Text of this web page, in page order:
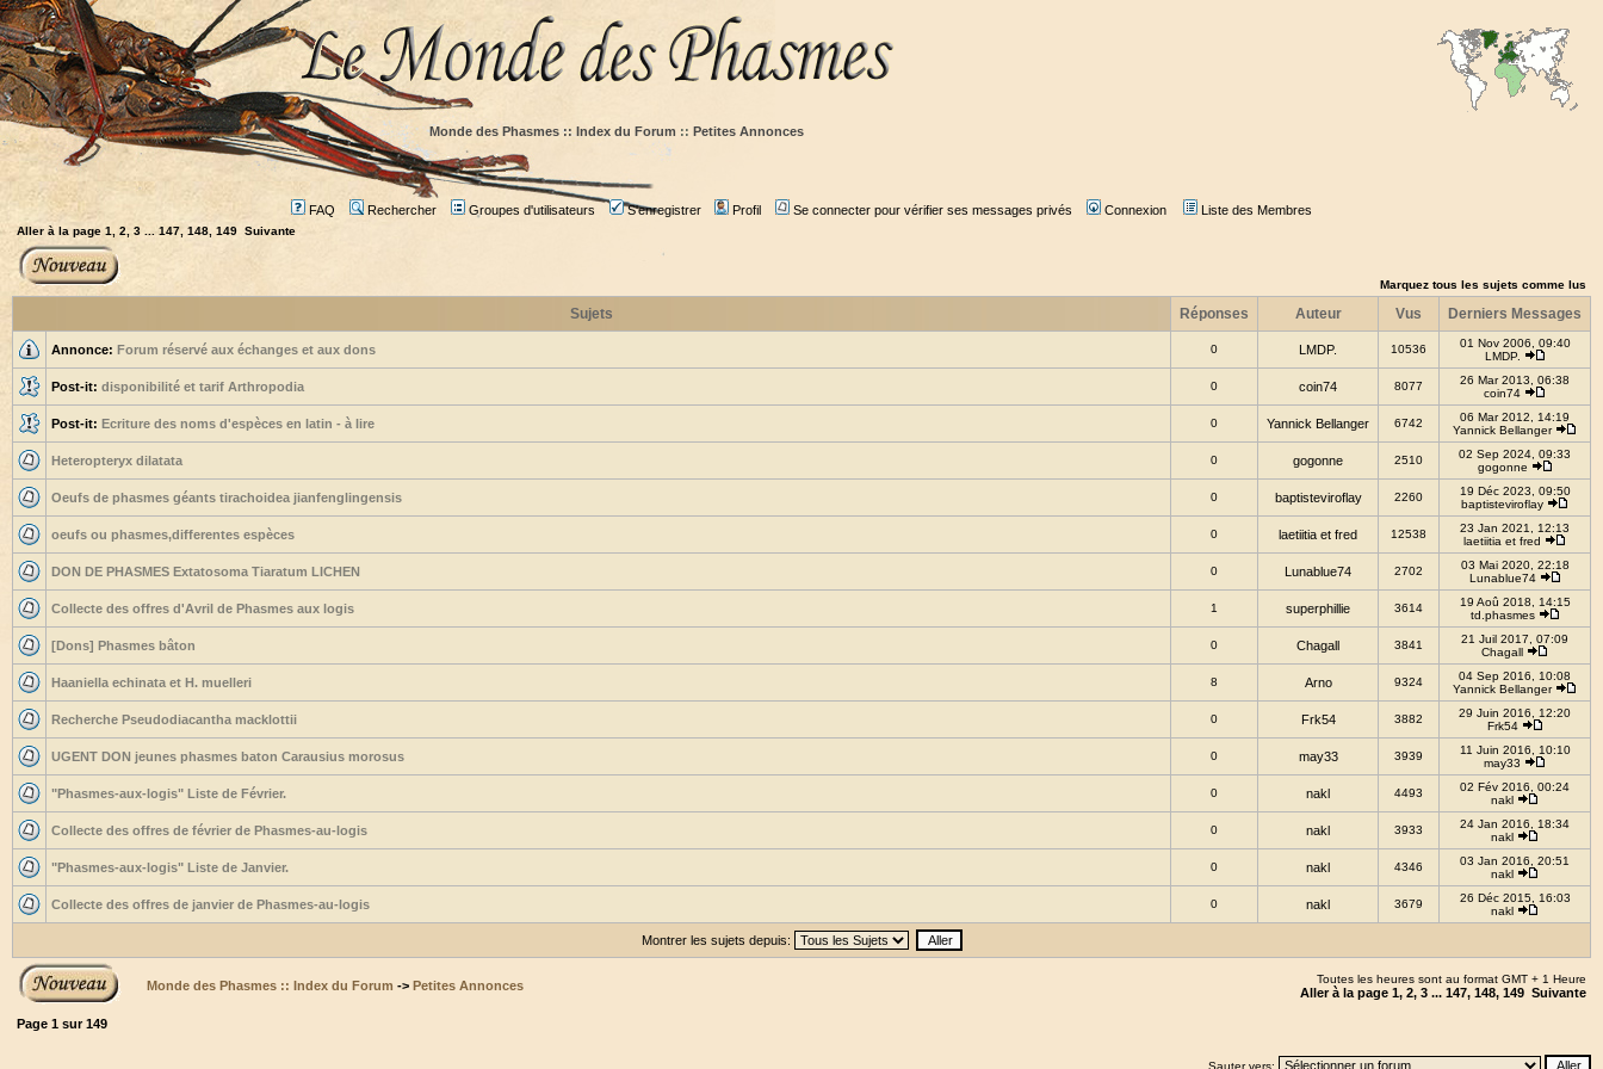
Monde des Phasmes :: Index du Forum :: Petites Annonces
FAQ Rechercher Groupes d'utilisateurs S'enregistrer Profil Se connecter pour vérifier ses messages privés Connexion Liste des Membres
Aller à la page 1 2 3 ...147 148 149 Suivante
Marquez tous les sujets comme lus
Sujets Réponses Auteur Vus Derniers Messages
Annonce: Forum réservé aux échanges et aux dons 0 LMDP. 10536
01 Nov 2006, 09:40
LMDP.
Post-it: disponibilité et tarif Arthropodia 0 coin74 8077
26 Mar 2013, 06:38
coin74
Post-it: Ecriture des noms d'espèces en latin - à lire 0 Yannick Bellanger 6742
06 Mar 2012, 14:19
Yannick Bellanger
Heteropteryx dilatata 0 gogonne 2510
02 Sep 2024, 09:33
gogonne
Oeufs de phasmes géants tirachoidea jianfenglingensis 0 baptisteviroflay 2260
19 Déc 2023, 09:50
baptisteviroflay
oeufs ou phasmes,differentes espèces 0 laetiitia et fred 12538
23 Jan 2021, 12:13
laetiitia et fred
DON DE PHASMES Extatosoma Tiaratum LICHEN 0 Lunablue74 2702
03 Mai 2020, 22:18
Lunablue74
Collecte des offres d'Avril de Phasmes aux logis 1 superphillie 3614
19 Aoû 2018, 14:15
td.phasmes
[Dons] Phasmes bâton 0 Chagall 3841
21 Juil 2017, 07:09
Chagall
Haaniella echinata et H. muelleri 8 Arno 9324
04 Sep 2016, 10:08
Yannick Bellanger
Recherche Pseudodiacantha macklottii 0 Frk54 3882
29 Juin 2016, 12:20
Frk54
UGENT DON jeunes phasmes baton Carausius morosus 0 may33 3939
11 Juin 2016, 10:10
may33
"Phasmes-aux-logis" Liste de Février. 0 nakl 4493
02 Fév 2016, 00:24
nakl
Collecte des offres de février de Phasmes-au-logis 0 nakl 3933
24 Jan 2016, 18:34
nakl
"Phasmes-aux-logis" Liste de Janvier. 0 nakl 4346
03 Jan 2016, 20:51
nakl
Collecte des offres de janvier de Phasmes-au-logis 0 nakl 3679
26 Déc 2015, 16:03
nakl
Montrer les sujets depuis:
Monde des Phasmes :: Index du Forum -> Petites Annonces Toutes les heures sont au format GMT + 1 Heure
Aller à la page 1, 2, 3 ... 147, 148, 149 Suivante
Page 1 sur149
Sauter vers: